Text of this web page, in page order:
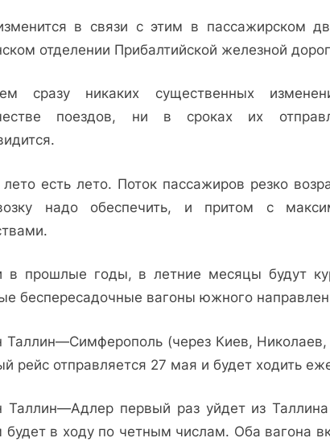
в связи с этим в пассажирском
отделении Прибалтийской железной
сразу никаких существенных
поездов, ни в сроках их
есть лето. Поток пассажиров резко
надо обеспечить, и притом с
в прошлые годы, в летние месяцы будут
беспересадочные вагоны южного
Таллин—Симферополь (через Киев, Николаев,
рейс отправляется 27 мая и будет ходить
Таллин—Адлер первый раз уйдет из
будет в ходу по четным числам. Оба вагона